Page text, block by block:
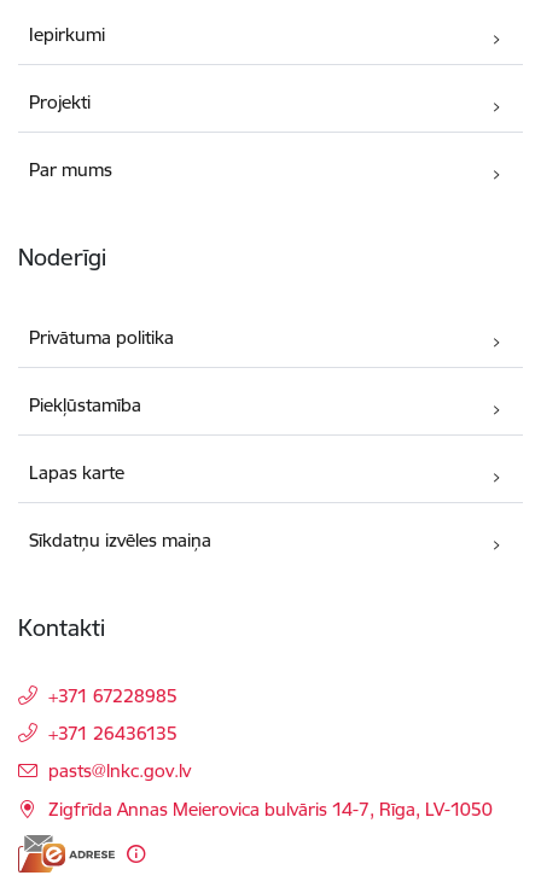
Iepirkumi
Projekti
Par mums
Noderīgi
Privātuma politika
Piekļūstamība
Lapas karte
Sīkdatņu izvēles maiņa
Kontakti
+371 67228985
+371 26436135
E-pasts:
pasts@lnkc.gov.lv
Zigfrīda Annas Meierovica bulvāris 14-7, Rīga, LV-1050